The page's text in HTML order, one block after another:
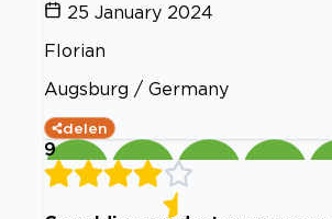
25 January 2024
Florian
Augsburg / Germany
delen
9